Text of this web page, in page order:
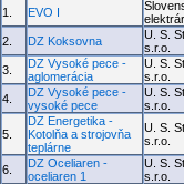
1.
EVO I
2. DZ Koksovna
U. S.
s.r.o.
3.
DZ Vysoké pece -
aglomerácia
U. S.
s.r.o.
4.
DZ Vysoké pece -
vysoké pece
U. S.
s.r.o.
5.
DZ Energetika -
Kotolňa a strojovňa
teplárne
U. S.
s.r.o.
6.
DZ Oceliaren -
oceliaren 1
U. S.
s.r.o.